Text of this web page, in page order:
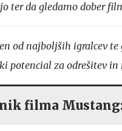
ter da gledamo dober
od najboljših igralcev
potencial za odrešitev
filma